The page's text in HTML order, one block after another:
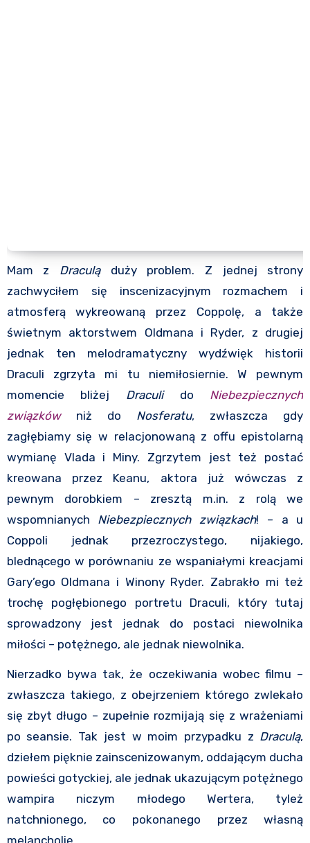
Mam z Draculą duży problem. Z jednej strony
zachwyciłem się inscenizacyjnym rozmachem i
atmosferą wykreowaną przez Coppolę, a także
świetnym aktorstwem Oldmana i Ryder, z drugiej
jednak ten melodramatyczny wydźwięk historii
Draculi zgrzyta mi tu niemiłosiernie. W pewnym
momencie bliżej Draculi do Niebezpiecznych
związków
niż do Nosferatu, zwłaszcza gdy
zagłębiamy się w relacjonowaną z offu epistolarną
wymianę Vlada i Miny. Zgrzytem jest też postać
kreowana przez Keanu, aktora już wówczas z
pewnym dorobkiem – zresztą m.in. z rolą we
wspomnianych Niebezpiecznych związkach! – a u
Coppoli jednak przezroczystego, nijakiego,
blednącego w porównaniu ze wspaniałymi kreacjami
Gary’ego Oldmana i Winony Ryder. Zabrakło mi też
trochę pogłębionego portretu Draculi, który tutaj
sprowadzony jest jednak do postaci niewolnika
miłości – potężnego, ale jednak niewolnika.
Nierzadko bywa tak, że oczekiwania wobec filmu –
zwłaszcza takiego, z obejrzeniem którego zwlekało
się zbyt długo – zupełnie rozmijają się z wrażeniami
po seansie. Tak jest w moim przypadku z Draculą,
dziełem pięknie zainscenizowanym, oddającym ducha
powieści gotyckiej, ale jednak ukazującym potężnego
wampira niczym młodego Wertera, tyleż
natchnionego, co pokonanego przez własną
melancholię.